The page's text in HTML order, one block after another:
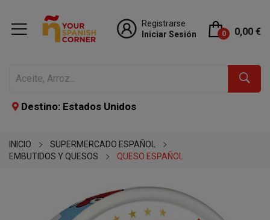
Registrarse
Iniciar Sesión
0 0,00 €
Destino: Estados Unidos
INICIO
SUPERMERCADO ESPAÑOL
EMBUTIDOS Y QUESOS
QUESO ESPAÑOL